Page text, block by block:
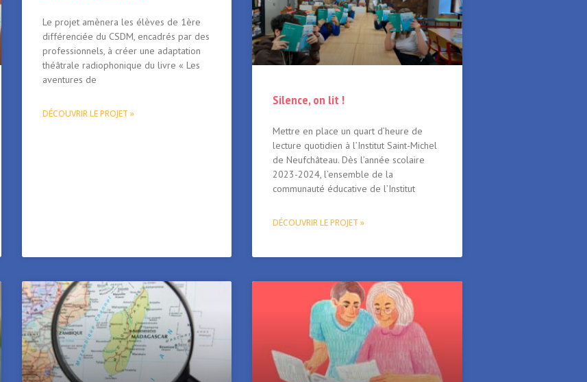
Le projet amènera les élèves de 1ère
différenciée du CSDM, encadrés par des
professionnels, à créer une adaptation
théâtrale radiophonique du livre « Les
aventures de
DÉCOUVRIR LE PROJET »
Silence, on lit !
Mettre en place un quart d’heure de
lecture quotidien à l’Institut Saint-Michel
de Neufchâteau. Dès l’année scolaire
2023-2024, l’ensemble de la
communauté éducative de l’Institut
DÉCOUVRIR LE PROJET »